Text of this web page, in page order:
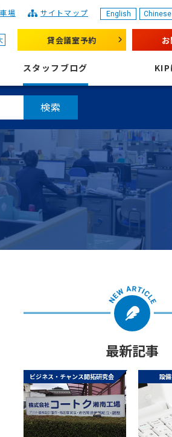
産業振興センター English Chinese
場 サイトマップ
貸会議室予約
スタッフブログ KIP
検索
最新記事
ビジネス・チャンス開拓研究会 設